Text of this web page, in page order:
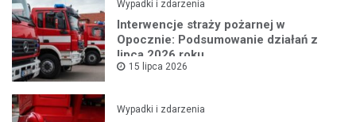
Wypadki i zdarzenia
Interwencje straży pożarnej w
Opocznie: Podsumowanie działań z
lipca 2026 roku
15 lipca 2026
Wypadki i zdarzenia